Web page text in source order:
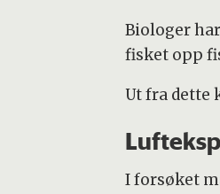
Biologer
fisket opp
Ut fra dette
I forsøket